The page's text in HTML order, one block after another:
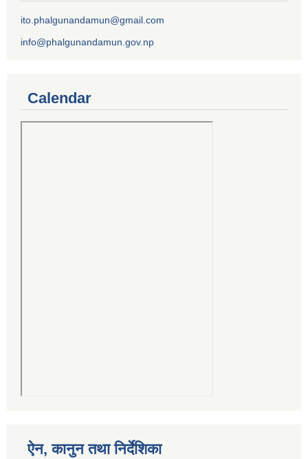
ito.phalgunandamun@gmail.com
info@phalgunandamun.gov.np
Calendar
ऐन, कानुन तथा निर्देशिका